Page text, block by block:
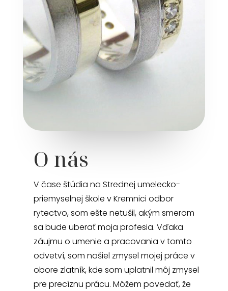
O nás
V čase štúdia na Strednej umelecko-
priemyselnej škole v Kremnici odbor
rytectvo, som ešte netušil, akým smerom
sa bude uberať moja profesia. Vďaka
záujmu o umenie a pracovania v tomto
odvetví, som našiel zmysel mojej práce v
obore zlatník, kde som uplatnil môj zmysel
pre precíznu prácu. Môžem povedať, že